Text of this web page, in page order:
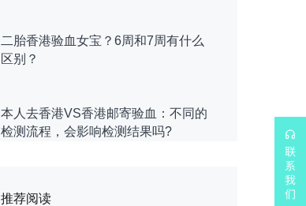
二胎香港验血女宝？6周和7周有什么
区别？
本人去香港VS香港邮寄验血：不同的
检测流程，会影响检测结果吗?
推荐阅读